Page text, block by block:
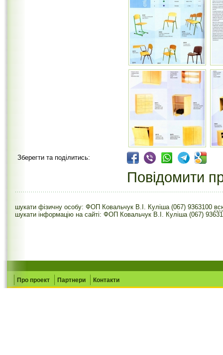
Зберегти та поділитись:
Повідомити
шукати фізичну особу: ФОП Ковальчук В.І. Куліша (067) 9363100
шукати інформацію на сайті: ФОП Ковальчук В.І. Куліша (067)
Про проект Партнери Контакти